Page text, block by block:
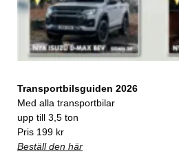
Transportbilsguiden 2026
Med alla transportbilar
upp till 3,5 ton
Pris 199 kr
Beställ den här